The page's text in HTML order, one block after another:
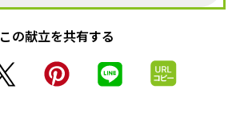
この献立を共有する